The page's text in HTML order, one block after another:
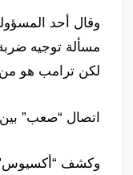
وقال أحد
مسألة توجيه
لكن ترامب هو من
اتصال “صعب” بين
وكشف “أكسيوس”